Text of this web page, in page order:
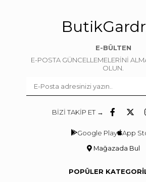
E-BÜLTEN
E-POSTA GÜNCELLEMELERİNİ
OLUN.
BİZİ TAKİP ET →
Google Play App
Mağazada Bul
POPÜLER